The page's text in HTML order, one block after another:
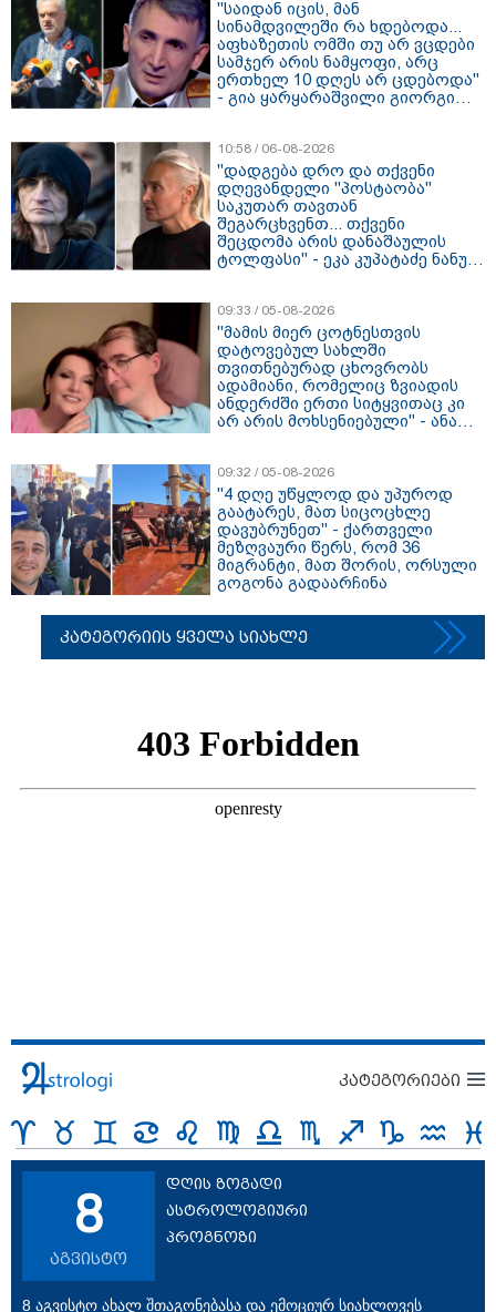
"საიდან იცის, მან
სინამდვილეში რა ხდებოდა...
აფხაზეთის ომში თუ არ ვცდები
სამჯერ არის ნამყოფი, არც
ერთხელ 10 დღეს არ ცდებოდა"
- გია ყარყარაშვილი გიორგი
10:58 / 06-08-2026
"დადგება დრო და თქვენი
დღევანდელი "პოსტაობა"
საკუთარ თავთან
შეგარცხვენთ... თქვენი
შეცდომა არის დანაშაულის
ტოლფასი" - ეკა კუპატაძე ნანუკა
09:33 / 05-08-2026
"მამის მიერ ცოტნესთვის
დატოვებულ სახლში
თვითნებურად ცხოვრობს
ადამიანი, რომელიც ზვიადის
ანდერძში ერთი სიტყვითაც კი
არ არის მოხსენიებული" - ანა
09:32 / 05-08-2026
"4 დღე უწყლოდ და უპუროდ
გაატარეს, მათ სიცოცხლე
დავუბრუნეთ" - ქართველი
მეზღვაური წერს, რომ 36
მიგრანტი, მათ შორის, ორსული
გოგონა გადაარჩინა
კატეგორიის ყველა სიახლე
კატეგორიები
8
აგვისტო
დღის ზოგადი
ასტროლოგიური
პროგნოზი
8 აგვისტო ახალ შთაგონებასა და ემოციურ სიახლოვეს